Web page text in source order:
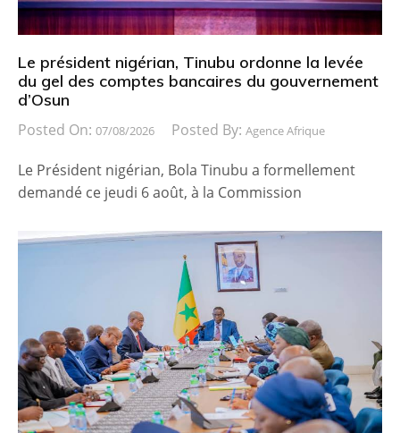
Le président nigérian, Tinubu ordonne la levée
du gel des comptes bancaires du gouvernement
d’Osun
Posted On: 07/08/2026 Posted By: Agence Afrique
Le Président nigérian, Bola Tinubu a formellement
demandé ce jeudi 6 août, à la Commission